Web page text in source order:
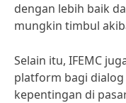
dengan lebih baik
mungkin timbul
Selain itu, IFEMC
platform bagi
kepentingan di